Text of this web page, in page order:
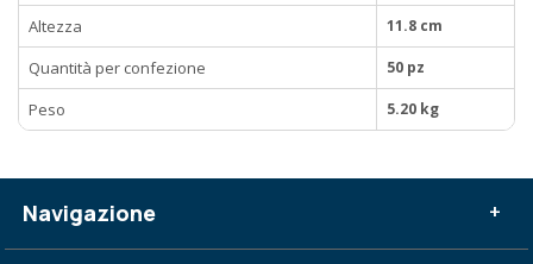
Altezza 11.8 cm
Quantità per confezione 50 pz
Peso 5.20 kg
Navigazione +